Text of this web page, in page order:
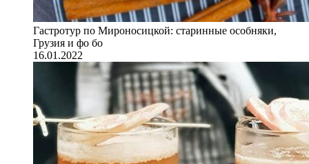
Гастротур по Мироносицкой: старинные особняки,
Грузия и фо бо
16.01.2022